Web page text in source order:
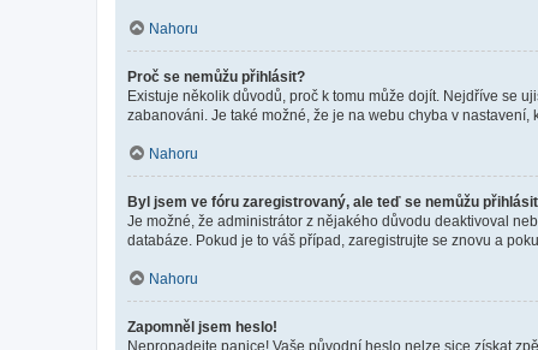
Nahoru
Proč se nemůžu přihlásit?
Existuje několik důvodů, proč k tomu může dojít. Nejdříve se
zabanováni. Je také možné, že je na webu chyba v nastavení,
Nahoru
Byl jsem ve fóru zaregistrovaný, ale teď se nemůžu
Je možné, že administrátor z nějakého důvodu deaktivoval
databáze. Pokud je to váš případ, zaregistrujte se znovu a
Nahoru
Zapomněl jsem heslo!
Nepropadejte panice! Vaše původní heslo nelze sice získat